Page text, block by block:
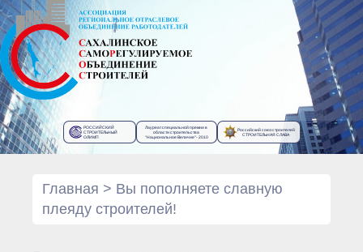
● Общее собрание членов
● Генеральный директор
Специализированные органы
● Контрольный комитет
● Дисциплинарный комитет
● Архив
Протоколы органов управления
● Протоколы Правления
РОССИЙСКИЙ
СТРОИТЕЛЬНЫЙ
ОЛИМП
Лауреат специальной премии в
области строительства
“Национальное Величие”- 2010
Российский союз строителей
СТРОИТЕЛЬНАЯ СЛАВА
Главная > Вы пополняете славную
плеяду строителей!